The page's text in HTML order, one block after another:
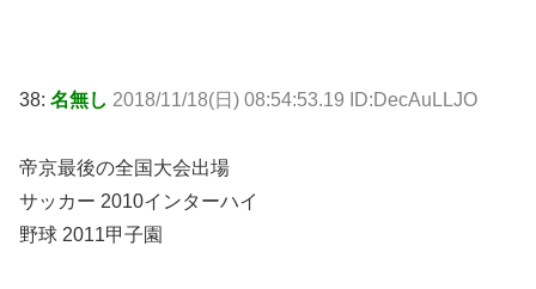
38: 名無し 2018/11/18(日) 08:54:53.19 ID:DecAuLLJO
帝京最後の全国大会出場
サッカー 2010インターハイ
野球 2011甲子園